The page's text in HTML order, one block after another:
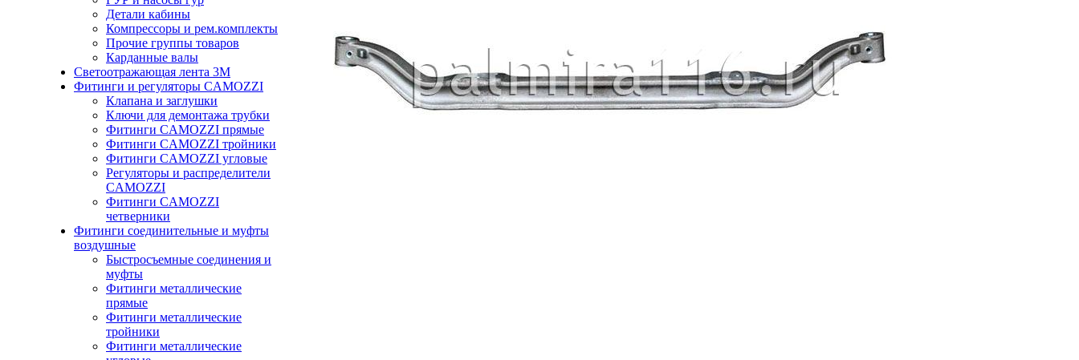
Детали кабины
Компрессоры и рем.комплекты
Прочие группы товаров
Карданные валы
Светоотражающая лента 3М
Фитинги и регуляторы CAMOZZI
Клапана и заглушки
Ключи для демонтажа трубки
Фитинги CAMOZZI прямые
Фитинги CAMOZZI тройники
Фитинги CAMOZZI угловые
Регуляторы и распределители
CAMOZZI
Фитинги CAMOZZI
четверники
Фитинги соединительные и муфты
воздушные
Быстросъемные соединения и
муфты
Фитинги металлические
прямые
Фитинги металлические
тройники
Фитинги металлические